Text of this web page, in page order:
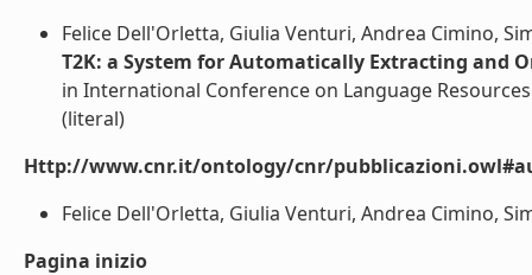
Felice Dell'Orletta, Giulia Venturi, Andrea Cimino,
T2K: a System for Automatically Extracting and
in International Conference on Language
(literal)
Http://www.cnr.it/ontology/cnr/
Felice Dell'Orletta, Giulia Venturi, Andrea Cimino,
Pagina inizio